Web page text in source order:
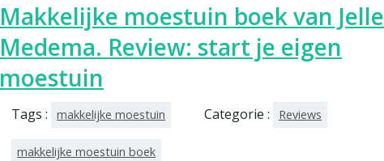
Makkelijke moestuin boek van Jelle
Medema. Review: start je eigen
moestuin
Tags : makkelijke moestuin
makkelijke moestuin boek
Categorie : Reviews